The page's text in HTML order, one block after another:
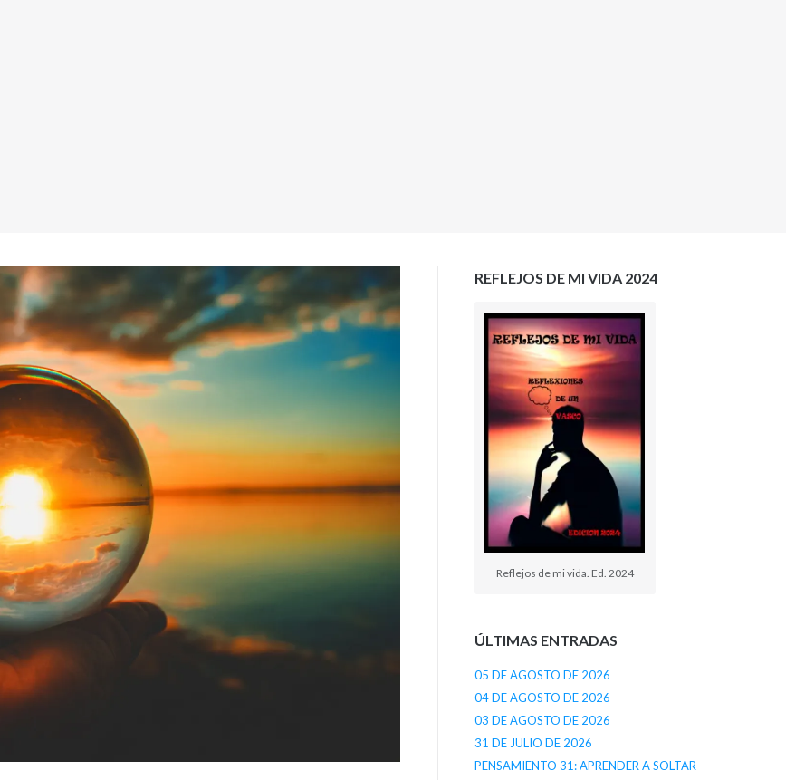
REFLEJOS DE MI VIDA 2024
Reflejos de mi vida. Ed. 2024
ÚLTIMAS ENTRADAS
05 DE AGOSTO DE 2026
04 DE AGOSTO DE 2026
03 DE AGOSTO DE 2026
31 DE JULIO DE 2026
PENSAMIENTO 31: APRENDER A SOLTAR